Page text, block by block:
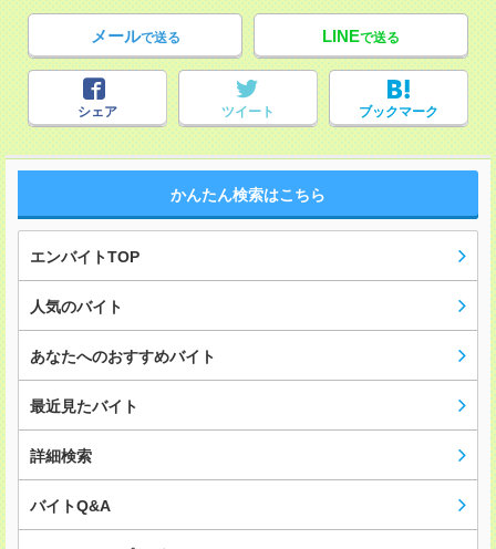
メールで送る LINEで送る
シェア ツイート ブックマーク
かんたん検索はこちら
エンバイトTOP
人気のバイト
あなたへのおすすめバイト
最近見たバイト
詳細検索
バイトQ&A